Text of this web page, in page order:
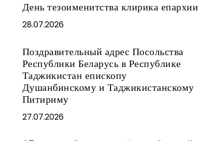
День тезоименитства клирика епархии
28.07.2026
Поздравительный адрес Посольства
Республики Беларусь в Республике
Таджикистан епископу
Душанбинскому и Таджикистанскому
Питириму
27.07.2026